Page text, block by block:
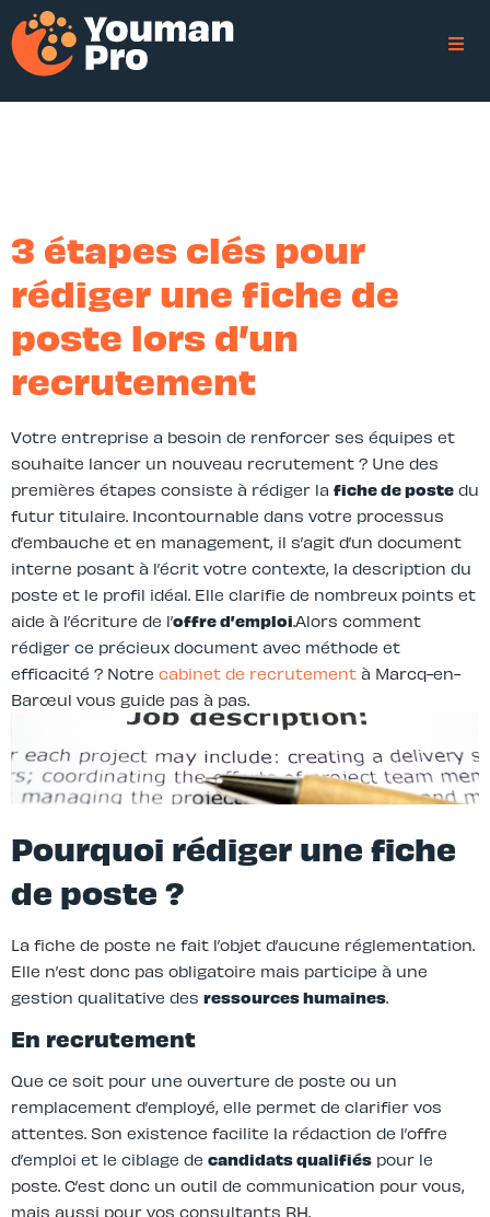
3 étapes clés pour
rédiger une fiche de
poste lors d’un
recrutement
Votre entreprise a besoin de renforcer ses équipes et
souhaite lancer un nouveau recrutement ? Une des
premières étapes consiste à rédiger la fiche de poste du
futur titulaire. Incontournable dans votre processus
d’embauche et en management, il s’agit d’un document
interne posant à l’écrit votre contexte, la description du
poste et le profil idéal. Elle clarifie de nombreux points et
aide à l’écriture de l’offre d’emploi.Alors comment
rédiger ce précieux document avec méthode et
efficacité ? Notre cabinet de recrutement à Marcq-en-
Barœul vous guide pas à pas.
Pourquoi rédiger une fiche
de poste ?
La fiche de poste ne fait l’objet d’aucune réglementation.
Elle n’est donc pas obligatoire mais participe à une
gestion qualitative des ressources humaines.
En recrutement
Que ce soit pour une ouverture de poste ou un
remplacement d’employé, elle permet de clarifier vos
attentes. Son existence facilite la rédaction de l’offre
d’emploi et le ciblage de candidats qualifiés pour le
poste. C’est donc un outil de communication pour vous,
mais aussi pour vos consultants RH.